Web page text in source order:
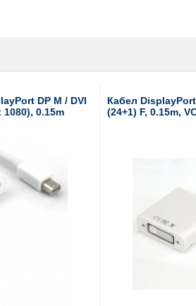
DP M / DVI
0.15m
Кабел
(24+1) F, 0.15m,